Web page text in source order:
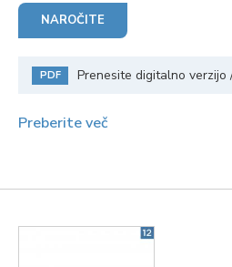
NAROČITE
PDF Prenesite digitalno verzijo
Preberite več